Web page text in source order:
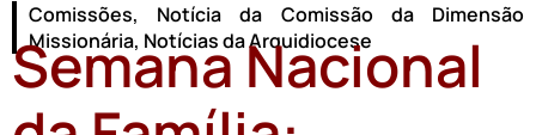
Comissões, Notícia da Comissão da Dimensão
Missionária, Notícias da Arquidiocese
Semana Nacional